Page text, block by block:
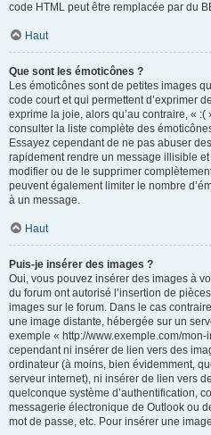
code HTML peut être remplacée par du
Haut
Que sont les émoticônes ?
Les émoticônes sont de petites images
code court et qui permettent d’exprimer
exprime la joie, alors qu’au contraire, «
consulter la liste complète des
Essayez cependant de ne pas abuser
rapidement rendre un message illisible
modifier ou de le supprimer
peuvent également limiter le nombre
à un message.
Haut
Puis-je insérer des images ?
Oui, vous pouvez insérer des images à
du forum ont autorisé l’insertion de
images sur le forum. Dans le cas
une image distante, hébergée sur un
exemple « http://www.exemple.com/
cependant ni insérer de lien vers des
ordinateur (à moins, bien évidemment,
serveur internet), ni insérer de lien vers
quelconque système d’authentification,
messagerie électronique de Outlook ou
mot de passe, etc. Pour insérer une